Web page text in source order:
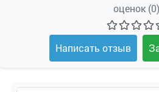
оценок (0)
Написать отзыв